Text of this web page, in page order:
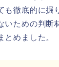
も徹底的に掘
いための判断
とめました。